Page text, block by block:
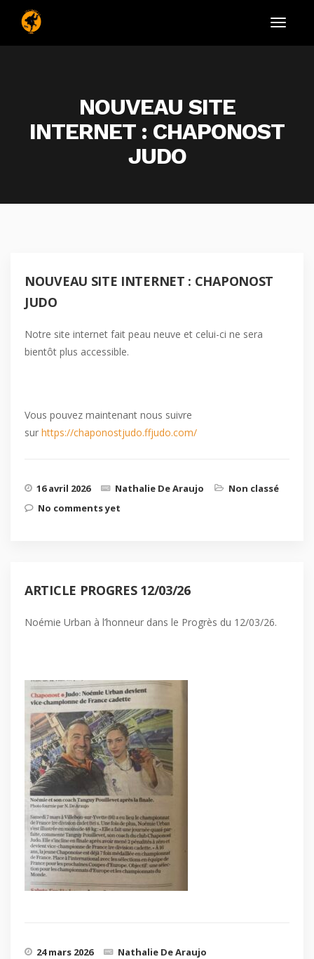
NOUVEAU SITE
INTERNET : CHAPONOST
JUDO
NOUVEAU SITE INTERNET : CHAPONOST
JUDO
Notre site internet fait peau neuve et celui-ci ne sera
bientôt plus accessible.
Vous pouvez maintenant nous suivre
sur https://chaponostjudo.ffjudo.com/
16 avril 2026 Nathalie De Araujo
Non classé
No comments yet
ARTICLE PROGRES 12/03/26
Noémie Urban à l’honneur dans le Progrès du 12/03/26.
24 mars 2026
Nathalie De Araujo